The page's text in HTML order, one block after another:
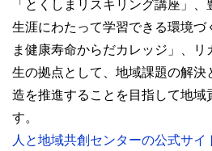
「とくしまリスキリング講座」
生涯にわたって学習できる環境づ
ま健康寿命からだカレッジ」、リ
生の拠点として、地域課題の解決
造を推進することを目指して地域
す。
人と地域共創センターの公式サイ